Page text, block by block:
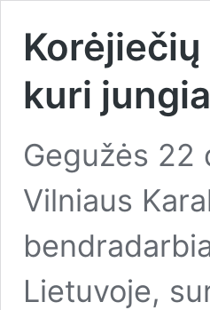
kuri
Gegužės 22
Vilniaus
Lietuvoje,